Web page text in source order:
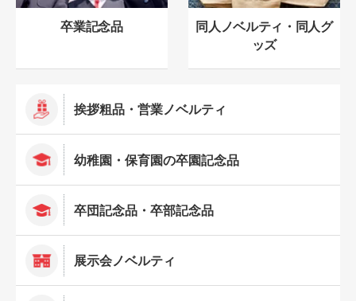
卒業記念品
同人ノベルティ・同人グ
ッズ
挨拶粗品・営業ノベルティ
幼稚園・保育園の卒園記念品
卒団記念品・卒部記念品
展示会ノベルティ